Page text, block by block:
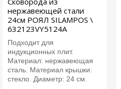
нержавеющей стали
24см РОЯЛ SILAMPOS \
632123VY5124A
Подходит для
индукционных плит.
Материал: нержавеющая
сталь. Материал крышки:
стекло. Диаметр: 24 см.